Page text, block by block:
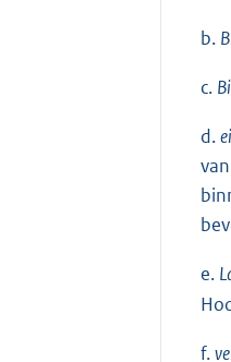
b.
c.
d.
e.
f.